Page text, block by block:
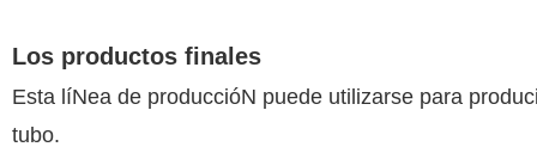
Los productos finales
Esta líNea de produccióN puede utilizarse para
tubo.